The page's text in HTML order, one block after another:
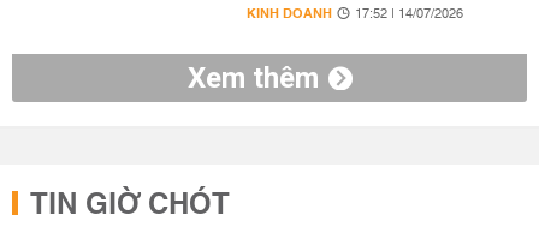
KINH DOANH 17:52 | 14/07/2026
Xem thêm
TIN GIỜ CHÓT